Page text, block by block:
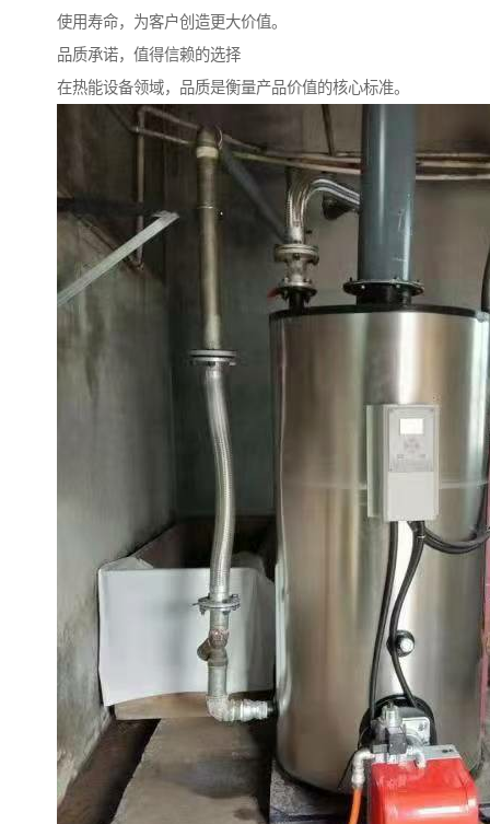
使用寿命，为客户创造更大价值。
品质承诺，值得信赖的选择
在热能设备领域，品质是衡量产品价值的核心标准。